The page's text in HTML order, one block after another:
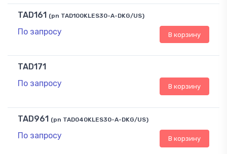
TAD161 (pn TAD100KLES30-A-DKG/US)
По запросу В корзину
TAD171
По запросу
В корзину
TAD961 (pn TAD040KLES30-A-DKG/US)
По запросу В корзину